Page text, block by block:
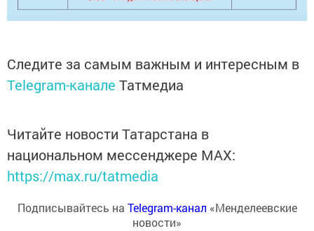
Следите за самым важным и интересным в
Telegram-канале Татмедиа
Читайте новости Татарстана в
национальном мессенджере MАХ:
https://max.ru/tatmedia
Подписывайтесь на Telegram-канал «Менделеевские
новости»